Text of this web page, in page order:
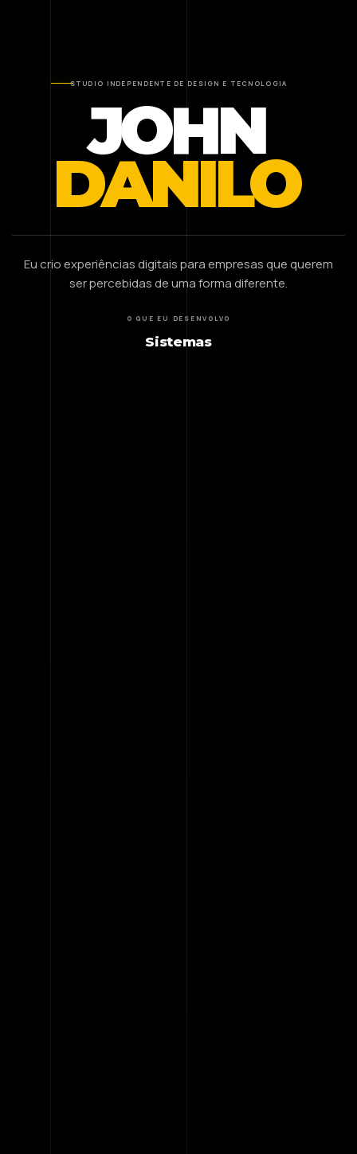
STUDIO INDEPENDENTE DE DESIGN E TECNOLOGIA
JOHN
DANILO
Eu crio experiências digitais para empresas que querem
ser percebidas de uma forma diferente.
O QUE EU DESENVOLVO
Sistemas